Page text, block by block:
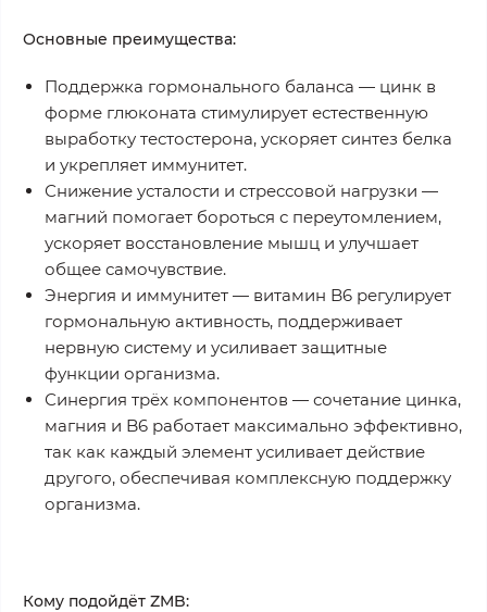
Основные преимущества:
Поддержка гормонального баланса — цинк в
форме глюконата стимулирует естественную
выработку тестостерона, ускоряет синтез белка
и укрепляет иммунитет.
Снижение усталости и стрессовой нагрузки —
магний помогает бороться с переутомлением,
ускоряет восстановление мышц и улучшает
общее самочувствие.
Энергия и иммунитет — витамин B6 регулирует
гормональную активность, поддерживает
нервную систему и усиливает защитные
функции организма.
Синергия трёх компонентов — сочетание цинка,
магния и B6 работает максимально эффективно,
так как каждый элемент усиливает действие
другого, обеспечивая комплексную поддержку
организма.
Кому подойдёт ZMB: